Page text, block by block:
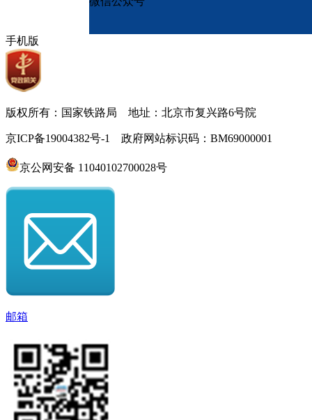
手机版
版权所有：国家铁路局 地址：北京市复兴路6号院
京ICP备19004382号-1 政府网站标识码：BM69000001
京公网安备 11040102700028号
邮箱